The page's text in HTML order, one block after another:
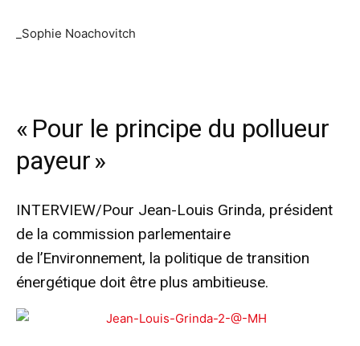
_Sophie Noachovitch
« Pour le principe du pollueur
payeur »
INTERVIEW/Pour Jean-Louis Grinda, président
de la commission parlementaire
de l’Environnement, la politique de transition
énergétique doit être plus ambitieuse.